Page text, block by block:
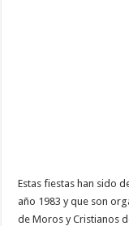
Estas fiestas han sido
año 1983 y que son
de Moros y Cristianos